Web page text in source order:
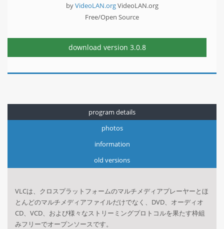
byVideoLAN.orgVideoLAN.org
Free/Open Source
download version 3.0.8
program details
photos
information
old versions
VLCは、クロスプラットフォームのマルチメディアプレーヤーとほ
とんどのマルチメディアファイルだけでなく、DVD、オーディオ
CD、VCD、および様々なストリーミングプロトコルを果たす枠組
みフリーでオープンソースです。